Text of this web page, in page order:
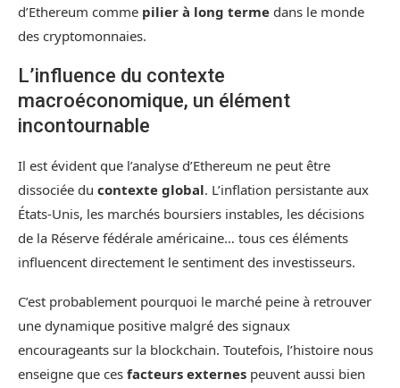
d’Ethereum comme pilier à long terme dans le monde
des cryptomonnaies.
L’influence du contexte
macroéconomique, un élément
incontournable
Il est évident que l’analyse d’Ethereum ne peut être
dissociée du contexte global. L’inflation persistante aux
États-Unis, les marchés boursiers instables, les décisions
de la Réserve fédérale américaine… tous ces éléments
influencent directement le sentiment des investisseurs.
C’est probablement pourquoi le marché peine à retrouver
une dynamique positive malgré des signaux
encourageants sur la blockchain. Toutefois, l’histoire nous
enseigne que ces facteurs externes peuvent aussi bien